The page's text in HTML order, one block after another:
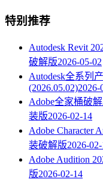
特别推荐
Autodesk Revit
破解版2026-05-02
Autodesk全系列
(2026.05.02)2026-
Adobe全家桶破
装版2026-02-14
Adobe Character
装破解版2026-
Adobe Audition
版2026-02-14